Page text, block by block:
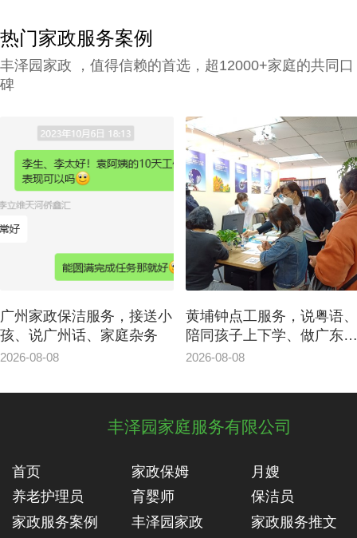
可以照护老人及带孩子放学，让工作热情高
的人更专心致力工作，那天河区家政公司白
班管家价格究竟怎么计算呢？
热门家政服务案例
丰泽园家政 ，值得信赖的首选，超12000+家庭的共同口
碑
广州家政保洁服务，接送小
孩、说广州话、家庭杂务
2026-08-08
黄埔钟点工服务，说粤语、
陪同孩子上下学、做广东佳
肴
2026-08-08
丰泽园家庭服务有限公司
首页 家政保姆
月嫂
养老护理员
育婴师
保洁员
家政服务案例
丰泽园家政
家政服务推文